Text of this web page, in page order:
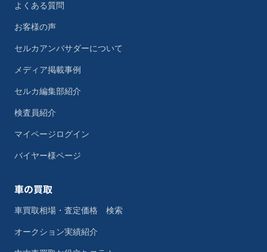
よくある質問
お客様の声
セルカアンバサダーについて
メディア掲載事例
セルカ編集部紹介
検査員紹介
マイページログイン
バイヤー様ページ
車の買取
車買取相場・査定価格 検索
オークション実績紹介